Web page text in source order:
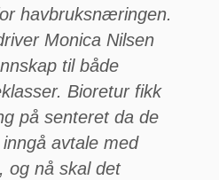
havbruksnæringen.
Monica Nilsen
til både
Bioretur fikk
på senteret da de
avtale med
og nå skal det